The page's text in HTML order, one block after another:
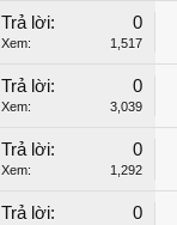
Trả lời: 0
Xem: 1,517
Trả lời: 0
Xem: 3,039
Trả lời: 0
Xem: 1,292
Trả lời: 0